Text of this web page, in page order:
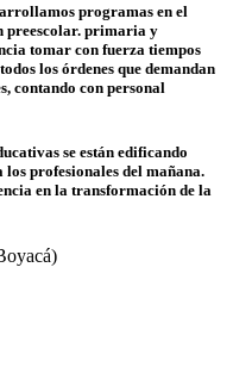
programas en el
preescolar. primaria y
tomar con fuerza tiempos
los órdenes que demandan
contando con personal
se están edificando
profesionales del mañana.
en la transformación de la